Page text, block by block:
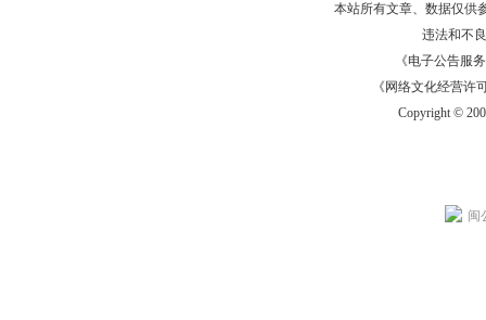
本站所有文章、数据仅供
违法和不
《电子公告服务
《网络文化经营许
Copyright ©
闽